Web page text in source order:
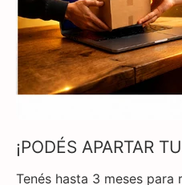
¡PODÉS APARTAR
Tenés hasta 3 meses